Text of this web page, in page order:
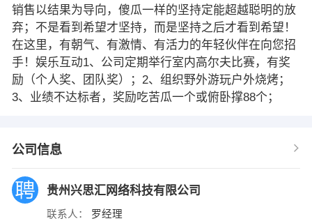
销售以结果为导向，傻瓜一样的坚持定能超越聪明的放
弃；不是看到希望才坚持，而是坚持之后才看到希望！
在这里，有朝气、有激情、有活力的年轻伙伴在向您招
手！娱乐互动1、公司定期举行室内高尔夫比赛，有奖
励（个人奖、团队奖）；2、组织野外游玩户外烧烤；
3、业绩不达标者，奖励吃苦瓜一个或俯卧撑88个；
公司信息
贵州兴思汇网络科技有限公司
联系人： 罗经理